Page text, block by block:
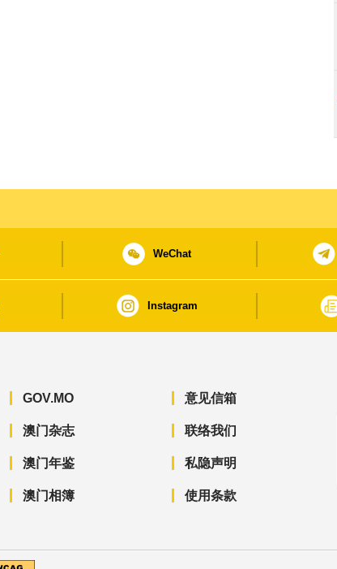
WeChat
Instagram
GOV.MO
澳门杂志
澳门年鉴
澳门相簿
意见信箱
联络我们
私隐声明
使用条款